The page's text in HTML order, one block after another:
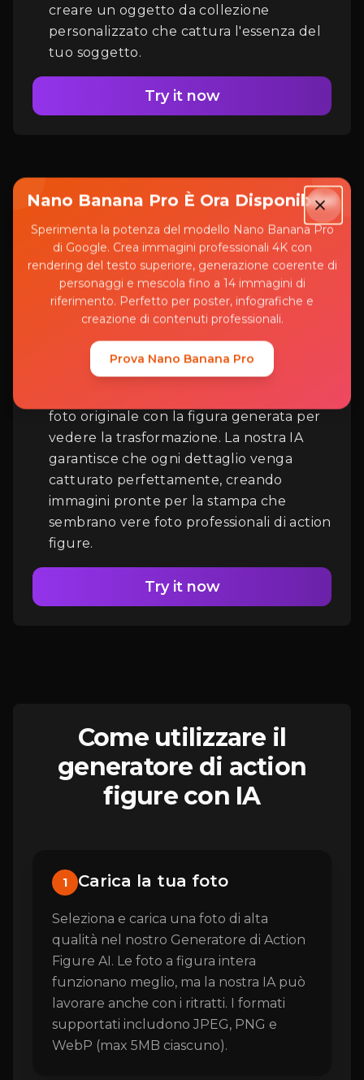
creare un oggetto da collezione
personalizzato che cattura l'essenza del
tuo soggetto.
Try it now
Anteprima e download
in tempo reale
Visualizza in anteprima le tue action
figure generate in tempo reale e
foto originale con la figura generata per
vedere la trasformazione. La nostra IA
garantisce che ogni dettaglio venga
catturato perfettamente, creando
immagini pronte per la stampa che
sembrano vere foto professionali di action
figure.
Try it now
Accesso
Come utilizzare il
generatore di action
figure con IA
1 Carica la tua foto
Seleziona e carica una foto di alta
qualità nel nostro Generatore di Action
Figure AI. Le foto a figura intera
funzionano meglio, ma la nostra IA può
lavorare anche con i ritratti. I formati
supportati includono JPEG, PNG e
WebP (max 5MB ciascuno).
Nano Banana Pro È Ora Disponibile!
Sperimenta la potenza del modello Nano Banana Pro
di Google. Crea immagini professionali 4K con
rendering del testo superiore, generazione coerente di
personaggi e mescola fino a 14 immagini di
riferimento. Perfetto per poster, infografiche e
creazione di contenuti professionali.
Prova Nano Banana Pro